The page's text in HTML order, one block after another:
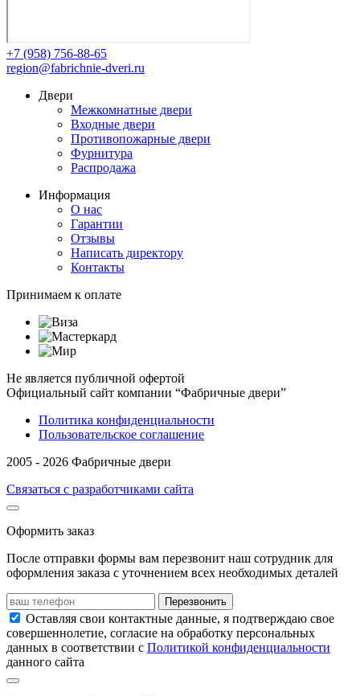
+7 (958) 756-88-65
region@fabrichnie-dveri.ru
Двери
Межкомнатные двери
Входные двери
Противопожарные двери
Фурнитура
Распродажа
Информация
О нас
Гарантии
Отзывы
Написать директору
Контакты
Принимаем к оплате
Не является публичной офертой
Официальный сайт компании “Фабричные двери”
Политика конфиденциальности
Пользовательское соглашение
2005 - 2026 Фабричные двери
Связаться с разработчиками сайта
Оформить заказ
После отправки формы вам перезвонит наш сотрудник для
оформления заказа с уточнением всех необходимых деталей
Перезвонить
Оставляя свои контактные данные, я подтверждаю свое
совершеннолетие, согласие на обработку персональных
данных в соответствии с Политикой конфиденциальности
данного сайта